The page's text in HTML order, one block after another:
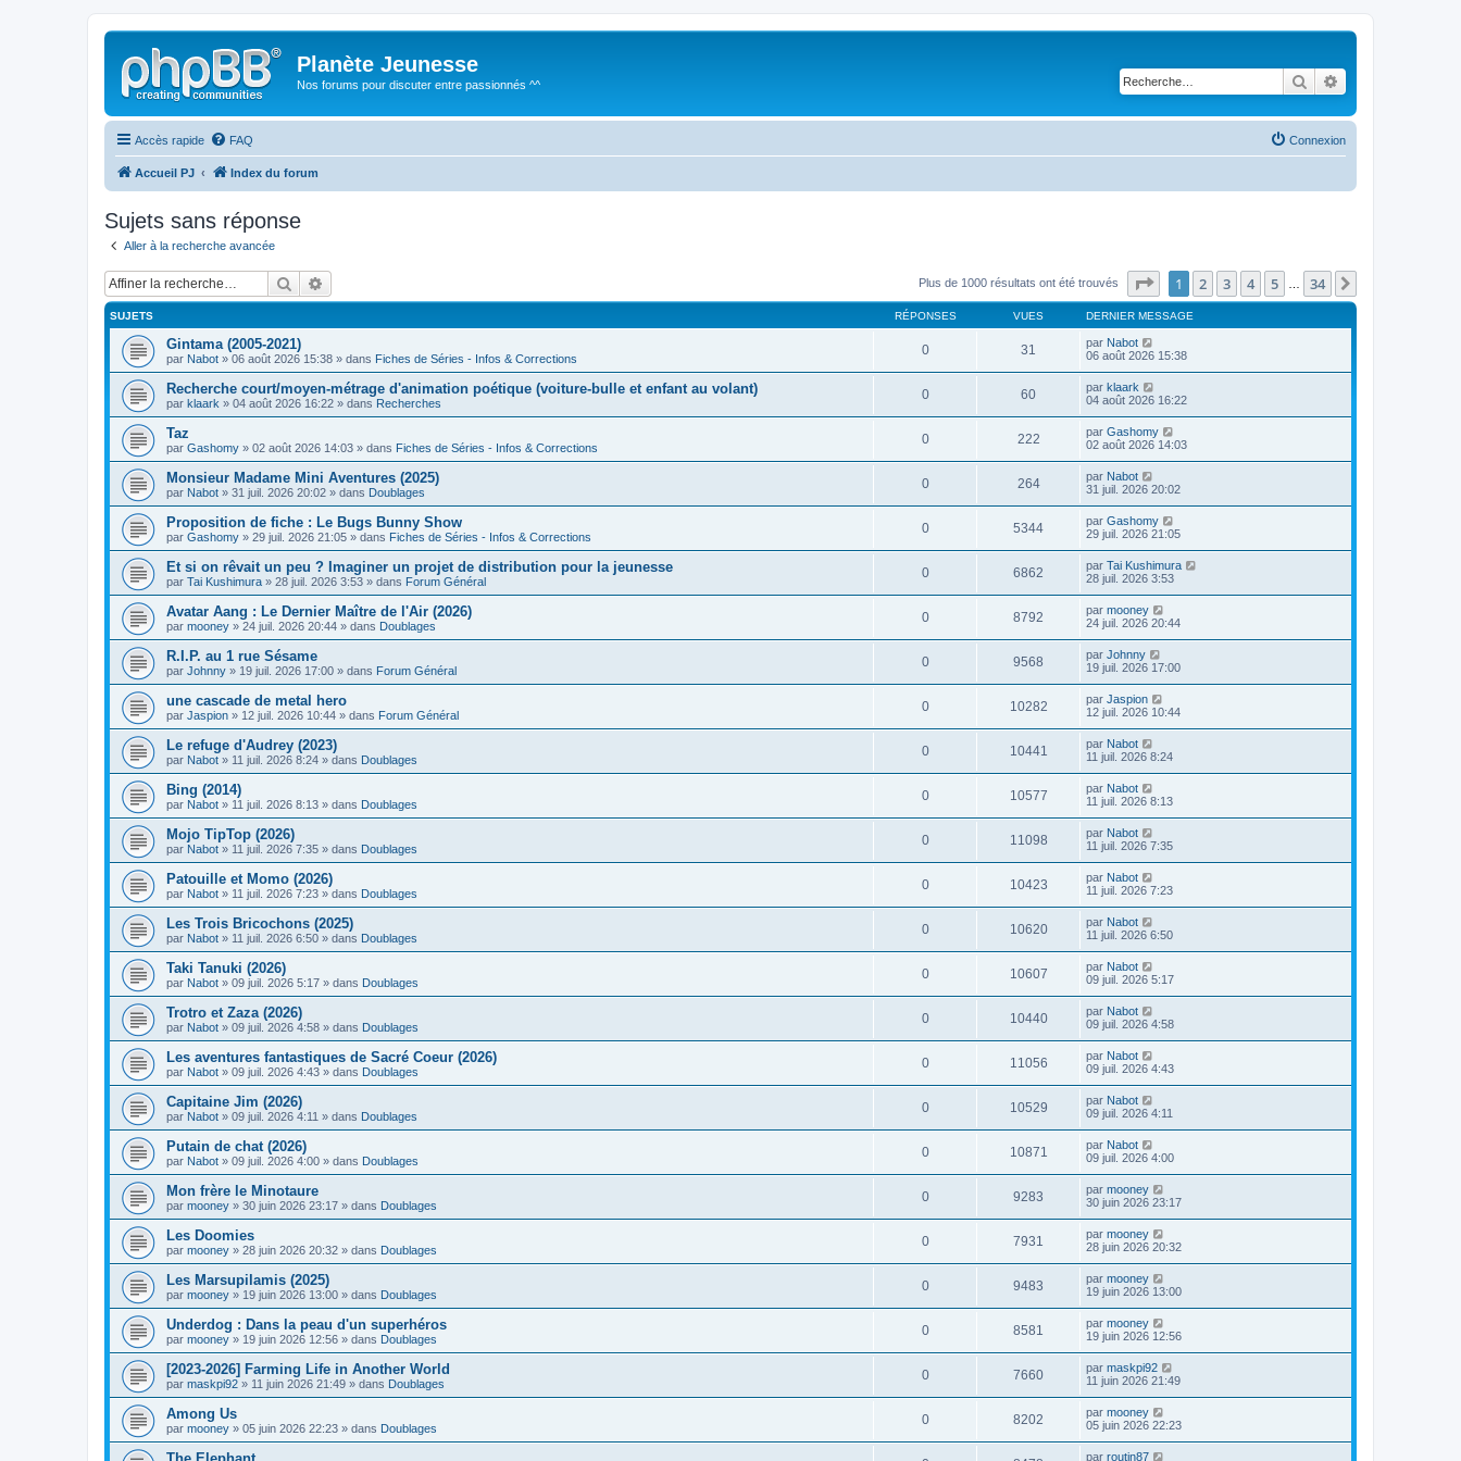
Planète Jeunesse
Nos forums pour discuter entre passionnés ^^ Rechercher
Accès rapide FAQ Connexion
Accueil PJ Index du forum
Sujets sans réponse
Aller à la recherche avancée
Rechercher Plus de 1000 résultats ont été trouvés Page sur34
1 2 3 4 5 34
SUJETS RÉPONSES VUES DERNIER MESSAGE
Gintama (2005-2021)
par Nabot » 06 août 2026 15:38 » dans Fiches de Séries - Infos & Corrections
0 31 par Nabot
06 août 2026 15:38
Recherche court/moyen-métrage d'animation poétique (voiture-bulle et enfant au volant)
par klaark » 04 août 2026 16:22 » dans Recherches
0 60 par klaark
04 août 2026 16:22
Taz
par Gashomy » 02 août 2026 14:03 » dans Fiches de Séries - Infos & Corrections
0 222 par Gashomy
02 août 2026 14:03
Monsieur Madame Mini Aventures (2025)
par Nabot » 31 juil. 2026 20:02 » dans Doublages
0 264 par Nabot
31 juil. 2026 20:02
Proposition de fiche : Le Bugs Bunny Show
par Gashomy » 29 juil. 2026 21:05 » dans Fiches de Séries - Infos & Corrections
0 5344 par Gashomy
29 juil. 2026 21:05
Et si on rêvait un peu ? Imaginer un projet de distribution pour la jeunesse
par Tai Kushimura » 28 juil. 2026 3:53 » dans Forum Général
0 6862 par Tai Kushimura
28 juil. 2026 3:53
Avatar Aang : Le Dernier Maître de l'Air (2026)
par mooney » 24 juil. 2026 20:44 » dans Doublages
0 8792 par mooney
24 juil. 2026 20:44
R.I.P. au 1 rue Sésame
par Johnny » 19 juil. 2026 17:00 » dans Forum Général
0 9568 par Johnny
19 juil. 2026 17:00
une cascade de metal hero
par Jaspion » 12 juil. 2026 10:44 » dans Forum Général
0 10282 par Jaspion
12 juil. 2026 10:44
Le refuge d'Audrey (2023)
par Nabot » 11 juil. 2026 8:24 » dans Doublages
0 10441 par Nabot
11 juil. 2026 8:24
Bing (2014)
par Nabot » 11 juil. 2026 8:13 » dans Doublages
0 10577 par Nabot
11 juil. 2026 8:13
Mojo TipTop (2026)
par Nabot » 11 juil. 2026 7:35 » dans Doublages
0 11098 par Nabot
11 juil. 2026 7:35
Patouille et Momo (2026)
par Nabot » 11 juil. 2026 7:23 » dans Doublages
0 10423 par Nabot
11 juil. 2026 7:23
Les Trois Bricochons (2025)
par Nabot » 11 juil. 2026 6:50 » dans Doublages
0 10620 par Nabot
11 juil. 2026 6:50
Taki Tanuki (2026)
par Nabot » 09 juil. 2026 5:17 » dans Doublages
0 10607 par Nabot
09 juil. 2026 5:17
Trotro et Zaza (2026)
par Nabot » 09 juil. 2026 4:58 » dans Doublages
0 10440 par Nabot
09 juil. 2026 4:58
Les aventures fantastiques de Sacré Coeur (2026)
par Nabot » 09 juil. 2026 4:43 » dans Doublages
0 11056 par Nabot
09 juil. 2026 4:43
Capitaine Jim (2026)
par Nabot » 09 juil. 2026 4:11 » dans Doublages
0 10529 par Nabot
09 juil. 2026 4:11
Putain de chat (2026)
par Nabot » 09 juil. 2026 4:00 » dans Doublages
0 10871 par Nabot
09 juil. 2026 4:00
Mon frère le Minotaure
par mooney » 30 juin 2026 23:17 » dans Doublages
0 9283 par mooney
30 juin 2026 23:17
Les Doomies
par mooney » 28 juin 2026 20:32 » dans Doublages
0 7931 par mooney
28 juin 2026 20:32
Les Marsupilamis (2025)
par mooney » 19 juin 2026 13:00 » dans Doublages
0 9483 par mooney
19 juin 2026 13:00
Underdog : Dans la peau d'un superhéros
par mooney » 19 juin 2026 12:56 » dans Doublages
0 8581 par mooney
19 juin 2026 12:56
[2023-2026] Farming Life in Another World
par maskpi92 » 11 juin 2026 21:49 » dans Doublages
0 7660 par maskpi92
11 juin 2026 21:49
Among Us
par mooney » 05 juin 2026 22:23 » dans Doublages
0 8202 par mooney
05 juin 2026 22:23
par routin87